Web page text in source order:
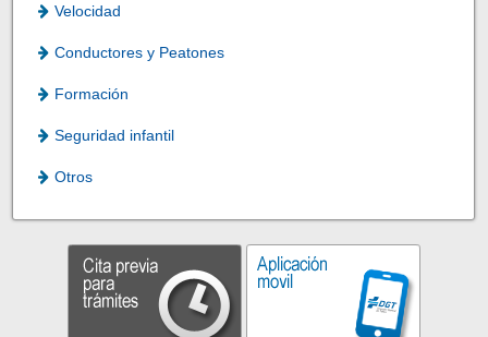
Velocidad
Conductores y Peatones
Formación
Seguridad infantil
Otros